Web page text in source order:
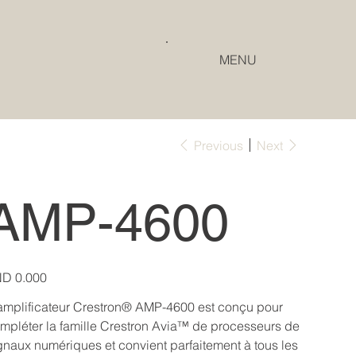
MENU
Previous Next
4600
0.000
Crestron® AMP-4600 est conçu pour
la famille Crestron Avia™ de processeurs de
numériques et convient parfaitement à tous les